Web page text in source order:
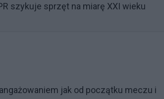
szykuje sprzęt na miarę XXI wieku
jak od początku meczu i